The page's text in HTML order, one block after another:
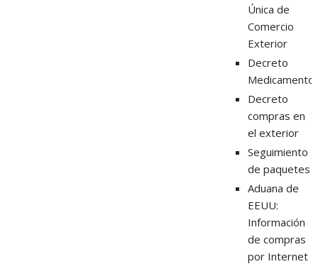
Única de
Comercio
Exterior
Decreto
Decreto
compras en
el exterior
Seguimiento
de paquetes
Aduana de
EEUU:
Información
de compras
por Internet